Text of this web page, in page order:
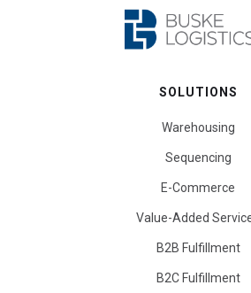
SOLUTIONS
Warehousing
Sequencing
E-Commerce
Value-Added
B2B Fulfillment
B2C Fulfillment